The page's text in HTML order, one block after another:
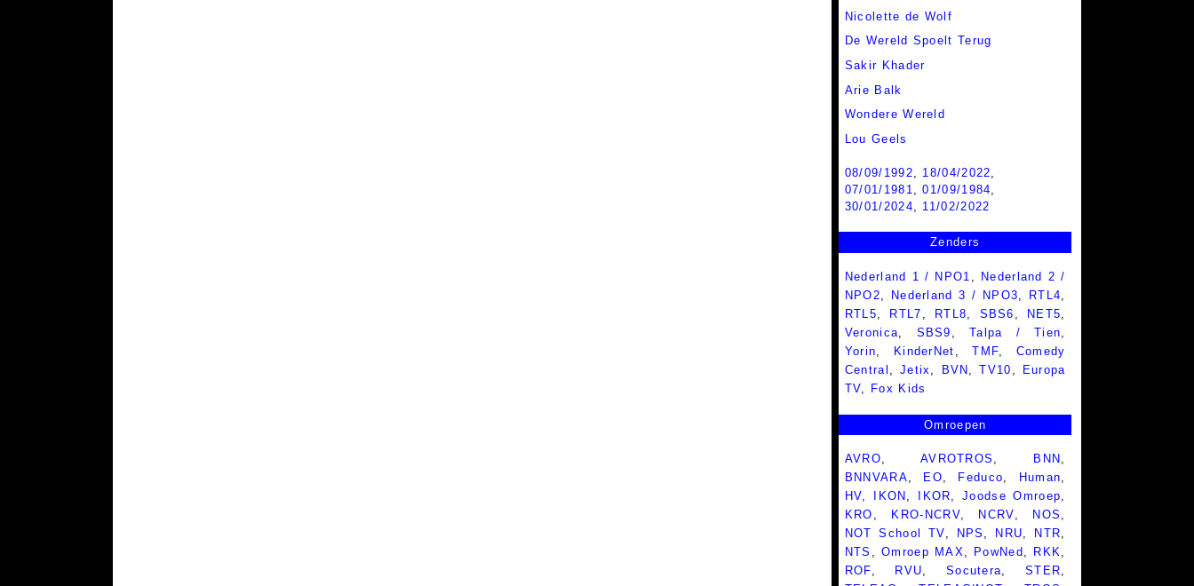
Nicolette de Wolf
De Wereld Spoelt Terug
Sakir Khader
Arie Balk
Wondere Wereld
Lou Geels
08/09/1992, 18/04/2022,
07/01/1981,01/09/1984,
30/01/2024, 11/02/2022
Zenders
Nederland 1 / NPO1
Nederland 2 /
NPO2
Nederland 3 / NPO3 RTL4
RTL5
RTL7 RTL8 SBS6 NET5
Veronica
SBS9 ,Talpa / Tien
Yorin
KinderNet ,TMF
Comedy
Central
Jetix BVN ,TV10
Europa
TV
Fox Kids
Omroepen
AVRO, AVROTROS , BNN ,
BNNVARA, EO, Feduco, Human,
HV, IKON , IKOR,Joodse Omroep,
KRO , KRO-NCRV, NCRV, NOS ,
NOT School TV, NPS , NRU, NTR,
NTS ,Omroep MAX, PowNed , RKK,
ROF, RVU, Socutera,STER,